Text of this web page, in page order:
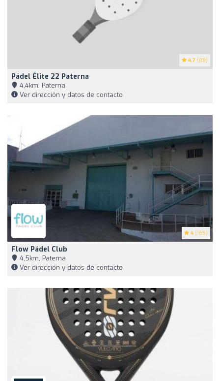
4.7 (88)
Pádel Élite 22 Paterna
4,4km, Paterna
Ver dirección y datos de contacto
4 (165)
Flow Pádel Club
4,5km, Paterna
Ver dirección y datos de contacto